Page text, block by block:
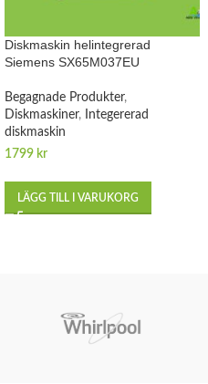
Diskmaskin helintegrerad
Siemens SX65M037EU
Begagnade Produkter,
Diskmaskiner,
Integererad
diskmaskin
1799 kr
LÄGG TILL I VARUKORG